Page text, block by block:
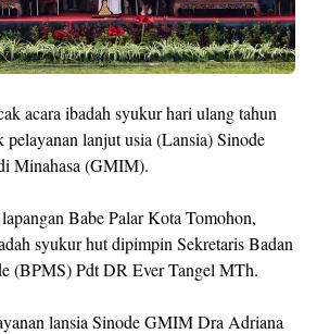
acara ibadah syukur hari ulang tahun
lanjut usia (Lansia) Sinode
Minahasa (GMIM).
Babe Palar Kota Tomohon,
syukur hut dipimpin Sekretaris Badan
(BPMS) Pdt DR Ever Tangel MTh.
lansia Sinode GMIM Dra Adriana